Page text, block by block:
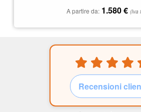
A partire da: 1.580€ (Iva
Recensioni